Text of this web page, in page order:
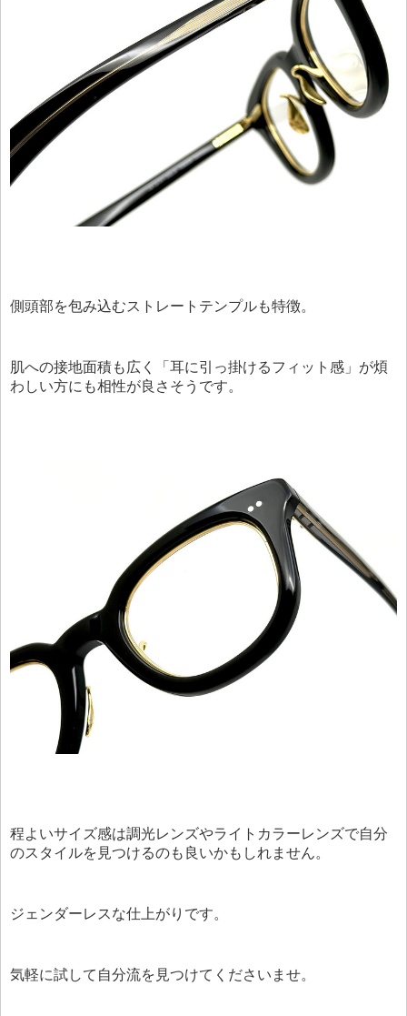
側頭部を包み込むストレートテンプルも特徴。
肌への接地面積も広く「耳に引っ掛けるフィット感」が煩
わしい方にも相性が良さそうです。
程よいサイズ感は調光レンズやライトカラーレンズで自分
のスタイルを見つけるのも良いかもしれません。
ジェンダーレスな仕上がりです。
気軽に試して自分流を見つけてくださいませ。